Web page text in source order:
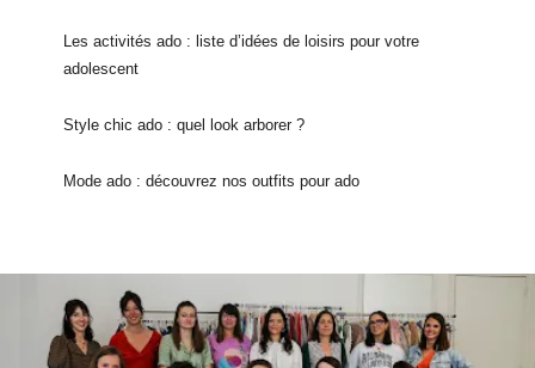
Les activités ado : liste d’idées de loisirs pour votre
adolescent
Style chic ado : quel look arborer ?
Mode ado : découvrez nos outfits pour ado